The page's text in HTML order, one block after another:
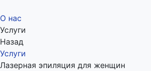
О нас
Услуги
Назад
Услуги
Лазерная эпиляция для женщин